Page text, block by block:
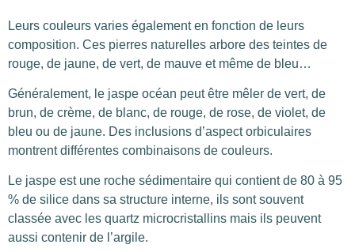
Leurs couleurs varies également en fonction de leurs
composition. Ces pierres naturelles arbore des teintes de
rouge, de jaune, de vert, de mauve et même de bleu…
Généralement, le jaspe océan peut être mêler de vert, de
brun, de crème, de blanc, de rouge, de rose, de violet, de
bleu ou de jaune. Des inclusions d’aspect orbiculaires
montrent différentes combinaisons de couleurs.
Le jaspe est une roche sédimentaire qui contient de 80 à 95
% de silice dans sa structure interne, ils sont souvent
classée avec les quartz microcristallins mais ils peuvent
aussi contenir de l’argile.